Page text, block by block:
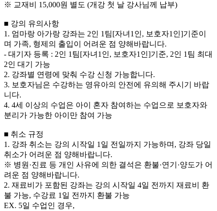
※ 교재비 15,000원 별도 (개강 첫 날 강사님께 납부)
■ 강의 유의사항
1. 엄마랑 아가랑 강좌는 2인 1팀[자녀1인, 보호자1인]기준이
며 가족, 형제의 출입이 어려운 점 양해바랍니다.
- 대기자 등록 : 2인 1팀[자녀1인, 보호자1인]기준, 2인 1팀 최대
2인 대기 가능
2. 강좌별 연령에 맞춰 수강 신청 가능합니다.
3. 보호자님은 수강하는 영유아의 안전에 유의해 주시기 바랍
니다.
4. 4세 이상의 수업은 아이 혼자 참여하는 수업으로 보호자와
분리가 가능한 아이만 참여 가능
■ 취소 규정
1. 강좌 취소는 강의 시작일 1일 전일까지 가능하며, 강좌 당일
취소가 어려운 점 양해바랍니다.
※ 병원·진료 등 개인 사유에 의한 결석은 환불·연기·양도가 어
려운 점 양해바랍니다.
2. 재료비가 포함된 강좌는 강의 시작일 4일 전까지 재료비 환
불 가능, 수강료 1일 전까지 환불 가능
EX. 5일 수업인 경우,